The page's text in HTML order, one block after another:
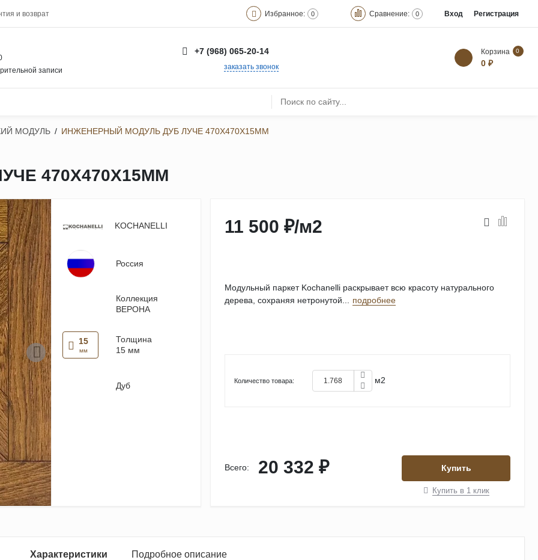
и возврат Избранное: 0 Сравнение: 0 Вход Регистрация
записи
+7 (968) 065-20-14
заказать звонок
Корзина 0
0 ₽
МОДУЛЬ / ИНЖЕНЕРНЫЙ МОДУЛЬ ДУБ ЛУЧЕ 470Х470Х15ММ
470Х470Х15ММ
KOCHANELLI
Россия
Коллекция
ВЕРОНА
15
мм
Толщина
15 мм
Дуб
11 500 ₽/м2
Модульный паркет Kochanelli раскрывает всю красоту натурального
дерева, сохраняя нетронутой...
подробнее
Количество товара: м2
Всего: 20 332 ₽ Купить
Купить в 1 клик
Характеристики Подробное описание